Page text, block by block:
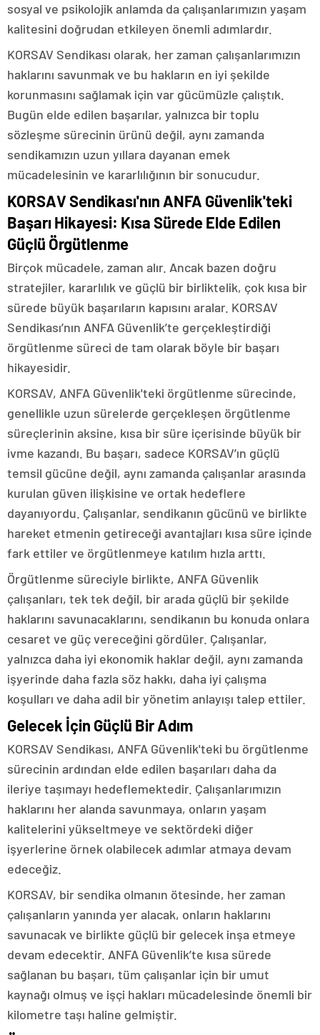
sosyal ve psikolojik anlamda da çalışanlarımızın yaşam
kalitesini doğrudan etkileyen önemli adımlardır.
KORSAV Sendikası olarak, her zaman çalışanlarımızın
haklarını savunmak ve bu hakların en iyi şekilde
korunmasını sağlamak için var gücümüzle çalıştık.
Bugün elde edilen başarılar, yalnızca bir toplu
sözleşme sürecinin ürünü değil, aynı zamanda
sendikamızın uzun yıllara dayanan emek
mücadelesinin ve kararlılığının bir sonucudur.
KORSAV Sendikası'nın ANFA Güvenlik'teki
Başarı Hikayesi: Kısa Sürede Elde Edilen
Güçlü Örgütlenme
Birçok mücadele, zaman alır. Ancak bazen doğru
stratejiler, kararlılık ve güçlü bir birliktelik, çok kısa bir
sürede büyük başarıların kapısını aralar. KORSAV
Sendikası’nın ANFA Güvenlik’te gerçekleştirdiği
örgütlenme süreci de tam olarak böyle bir başarı
hikayesidir.
KORSAV, ANFA Güvenlik'teki örgütlenme sürecinde,
genellikle uzun sürelerde gerçekleşen örgütlenme
süreçlerinin aksine, kısa bir süre içerisinde büyük bir
ivme kazandı. Bu başarı, sadece KORSAV’ın güçlü
temsil gücüne değil, aynı zamanda çalışanlar arasında
kurulan güven ilişkisine ve ortak hedeflere
dayanıyordu. Çalışanlar, sendikanın gücünü ve birlikte
hareket etmenin getireceği avantajları kısa süre içinde
fark ettiler ve örgütlenmeye katılım hızla arttı.
Örgütlenme süreciyle birlikte, ANFA Güvenlik
çalışanları, tek tek değil, bir arada güçlü bir şekilde
haklarını savunacaklarını, sendikanın bu konuda onlara
cesaret ve güç vereceğini gördüler. Çalışanlar,
yalnızca daha iyi ekonomik haklar değil, aynı zamanda
işyerinde daha fazla söz hakkı, daha iyi çalışma
koşulları ve daha adil bir yönetim anlayışı talep ettiler.
Gelecek İçin Güçlü Bir Adım
KORSAV Sendikası, ANFA Güvenlik'teki bu örgütlenme
sürecinin ardından elde edilen başarıları daha da
ileriye taşımayı hedeflemektedir. Çalışanlarımızın
haklarını her alanda savunmaya, onların yaşam
kalitelerini yükseltmeye ve sektördeki diğer
işyerlerine örnek olabilecek adımlar atmaya devam
edeceğiz.
KORSAV, bir sendika olmanın ötesinde, her zaman
çalışanların yanında yer alacak, onların haklarını
savunacak ve birlikte güçlü bir gelecek inşa etmeye
devam edecektir. ANFA Güvenlik’te kısa sürede
sağlanan bu başarı, tüm çalışanlar için bir umut
kaynağı olmuş ve işçi hakları mücadelesinde önemli bir
kilometre taşı haline gelmiştir.